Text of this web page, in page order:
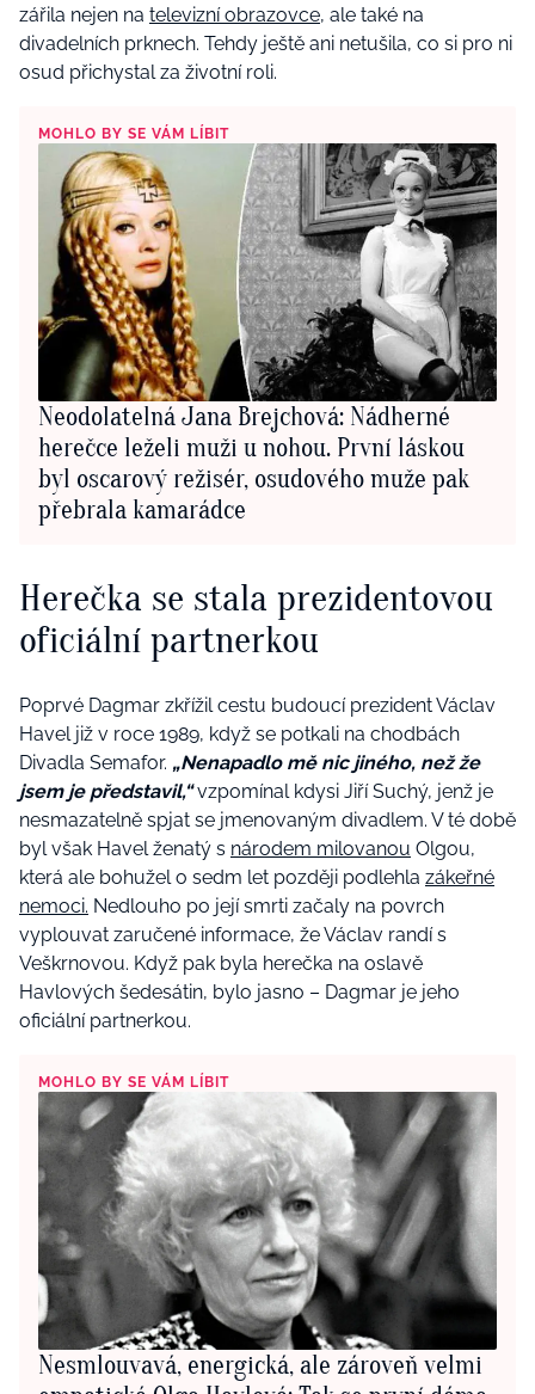
zářila nejen na televizní obrazovce, ale také na
divadelních prknech. Tehdy ještě ani netušila, co si pro ni
osud přichystal za životní roli.
MOHLO BY SE VÁM LÍBIT
Neodolatelná Jana Brejchová: Nádherné
herečce leželi muži u nohou. První láskou
byl oscarový režisér, osudového muže pak
přebrala kamarádce
Herečka se stala prezidentovou
oficiální partnerkou
Poprvé Dagmar zkřížil cestu budoucí prezident Václav
Havel již v roce 1989, když se potkali na chodbách
Divadla Semafor. „Nenapadlo mě nic jiného, než že
jsem je představil,“vzpomínal kdysi Jiří Suchý, jenž je
nesmazatelně spjat se jmenovaným divadlem. V té době
byl však Havel ženatý s národem milovanou Olgou,
která ale bohužel o sedm let později podlehla zákeřné
nemoci. Nedlouho po její smrti začaly na povrch
vyplouvat zaručené informace, že Václav randí s
Veškrnovou. Když pak byla herečka na oslavě
Havlových šedesátin, bylo jasno – Dagmar je jeho
oficiální partnerkou.
MOHLO BY SE VÁM LÍBIT
Nesmlouvavá, energická, ale zároveň velmi